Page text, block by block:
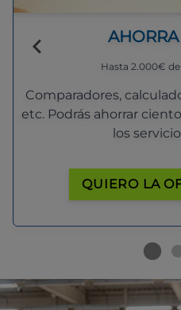
Hasta 2.000€
Comparadores,
etc. Podrás ahorrar
los
QUIERO LA